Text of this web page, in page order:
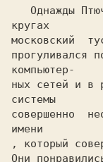
кругах
московский
прогуливался
компьютер-
ных сетей и в
системы
совершенно
, который
Они